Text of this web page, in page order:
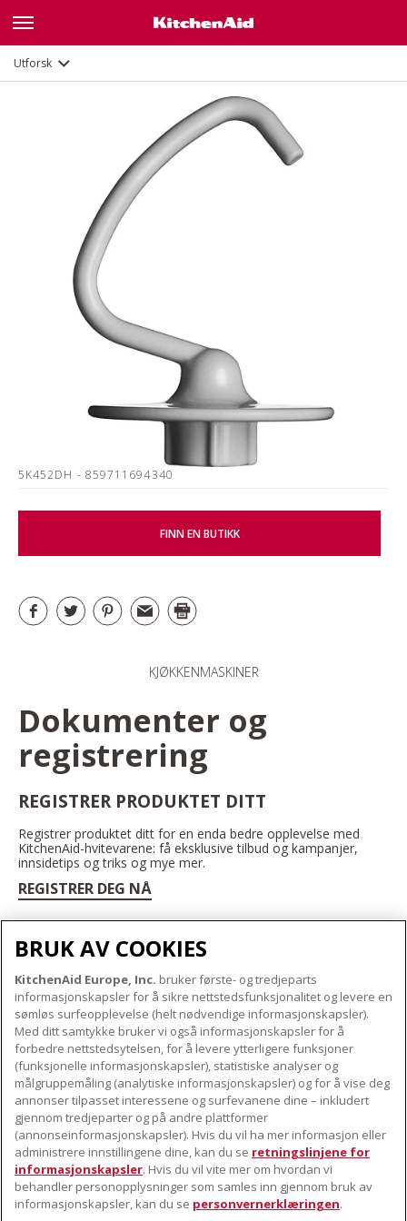
Utforsk
5K452DH - 859711694340
FINN EN BUTIKK
KJØKKENMASKINER
Dokumenter og
registrering
REGISTRER PRODUKTET DITT
Registrer produktet ditt for en enda bedre opplevelse med
KitchenAid-hvitevarene: få eksklusive tilbud og kampanjer,
innsidetips og triks og mye mer.
REGISTRER DEG NÅ
OM KITCHENAID
Merkets kjerne
Merkehistorie
ODR
VÅRE PRODUKTER
Små apparater
Produkttilbehør
KUNDESERVICE
Finn et servicesenter nær deg
Garanti og dokumenter
Kontaktinformasjon
FØLG OSS
BRUK AV COOKIES
KitchenAid Europe, Inc. bruker første- og tredjeparts
informasjonskapsler for å sikre nettstedsfunksjonalitet og levere en
sømløs surfeopplevelse (helt nødvendige informasjonskapsler).
Med ditt samtykke bruker vi også informasjonskapsler for å
forbedre nettstedsytelsen, for å levere ytterligere funksjoner
(funksjonelle informasjonskapsler), statistiske analyser og
målgruppemåling (analytiske informasjonskapsler) og for å vise deg
annonser tilpasset interessene og surfevanene dine – inkludert
gjennom tredjeparter og på andre plattformer
(annonseinformasjonskapsler). Hvis du vil ha mer informasjon eller
administrere innstillingene dine, kan du se retningslinjene for
informasjonskapsler. Hvis du vil vite mer om hvordan vi
behandler personopplysninger som samles inn gjennom bruk av
informasjonskapsler, kan du se personvernerklæringen.